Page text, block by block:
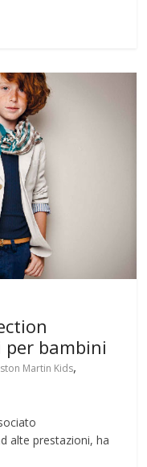
bambini
Martin Kids,
alte prestazioni, ha